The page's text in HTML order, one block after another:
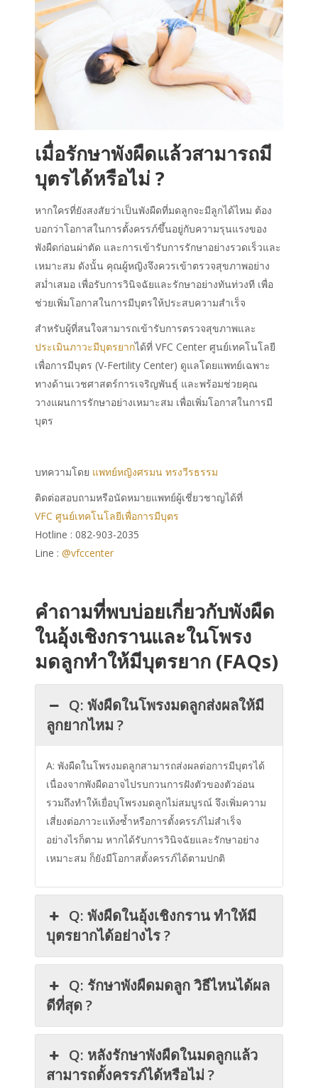
เมื่อรักษาพังผืดแล้วสามารถมี
บุตรได้หรือไม่ ?
หากใครที่ยังสงสัยว่าเป็นพังผืดที่มดลูกจะมีลูกได้ไหม ต้อง
บอกว่าโอกาสในการตั้งครรภ์ขึ้นอยู่กับความรุนแรงของ
พังผืดก่อนผ่าตัด และการเข้ารับการรักษาอย่างรวดเร็วและ
เหมาะสม ดังนั้น คุณผู้หญิงจึงควรเข้าตรวจสุขภาพอย่าง
สม่ำเสมอ เพื่อรับการวินิจฉัยและรักษาอย่างทันท่วงที เพื่อ
ช่วยเพิ่มโอกาสในการมีบุตรให้ประสบความสำเร็จ
สำหรับผู้ที่สนใจสามารถเข้ารับการตรวจสุขภาพและ
ประเมินภาวะมีบุตรยากได้ที่ VFC Center ศูนย์เทคโนโลยี
เพื่อการมีบุตร (V-Fertility Center) ดูแลโดยแพทย์เฉพาะ
ทางด้านเวชศาสตร์การเจริญพันธุ์ และพร้อมช่วยคุณ
วางแผนการรักษาอย่างเหมาะสม เพื่อเพิ่มโอกาสในการมี
บุตร
บทความโดย แพทย์หญิงศรมน ทรงวีรธรรม
ติดต่อสอบถามหรือนัดหมายแพทย์ผู้เชี่ยวชาญได้ที่
VFC ศูนย์เทคโนโลยีเพื่อการมีบุตร
Hotline : 082-903-2035
Line : @vfccenter
คำถามที่พบบ่อยเกี่ยวกับพังผืด
ในอุ้งเชิงกรานและในโพรง
มดลูกทำให้มีบุตรยาก (FAQs)
Q: พังผืดในโพรงมดลูกส่งผลให้มี
ลูกยากไหม ?
A: พังผืดในโพรงมดลูกสามารถส่งผลต่อการมีบุตรได้
เนื่องจากพังผืดอาจไปรบกวนการฝังตัวของตัวอ่อน
รวมถึงทำให้เยื่อบุโพรงมดลูกไม่สมบูรณ์ จึงเพิ่มความ
เสี่ยงต่อภาวะแท้งซ้ำหรือการตั้งครรภ์ไม่สำเร็จ
อย่างไรก็ตาม หากได้รับการวินิจฉัยและรักษาอย่าง
เหมาะสม ก็ยังมีโอกาสตั้งครรภ์ได้ตามปกติ
Q: พังผืดในอุ้งเชิงกราน ทำให้มี
บุตรยากได้อย่างไร ?
Q: รักษาพังผืดมดลูก วิธีไหนได้ผล
ดีที่สุด ?
Q: หลังรักษาพังผืดในมดลูกแล้ว
สามารถตั้งครรภ์ได้หรือไม่ ?